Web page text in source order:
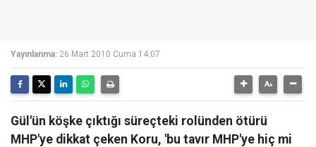
Yayınlanma: 26 Mart 2010 Cuma 14:07
Gül'ün köşke çıktığı süreçteki rolünden ötürü
MHP'ye dikkat çeken Koru, 'bu tavır MHP'ye hiç mi